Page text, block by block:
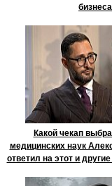
бизнеса
Какой чекап
медицинских наук
ответил на этот и